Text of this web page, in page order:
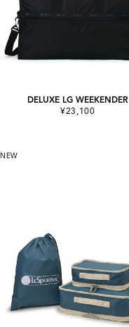
DELUXE LG WEEKENDER
¥23,100
NEW